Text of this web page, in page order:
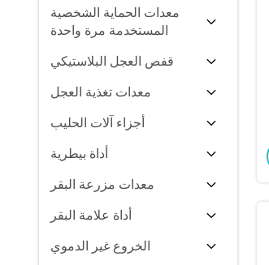
معدات الحماية الشخصية
المستخدمة مرة واحدة
قفص العجل البلاستيكي
معدات تغذية العجل
أجزاء آلات الحليب
أداة بيطرية
معدات مزرعة البقر
أداة علامة البقر
الخروع غير الدموي